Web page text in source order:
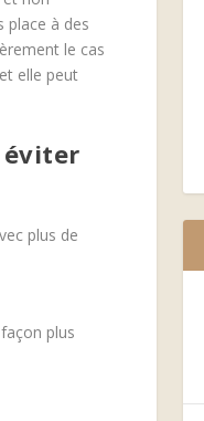
place à des
le cas
elle peut
éviter
plus de
plus